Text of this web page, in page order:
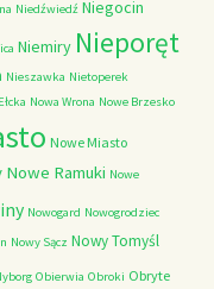
Niedźwiedź Niegocin
Niemiry Nieporęt
Nieszawka Nietoperek
Nowa Wrona Nowe Brzesko
Nowe Miasto
Nowe Ramuki Nowe
Nowogard Nowogrodziec
Nowy Sącz Nowy Tomyśl
Obierwia Obroki Obryte